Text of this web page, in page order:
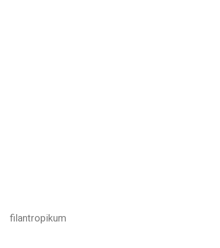
filantropikum